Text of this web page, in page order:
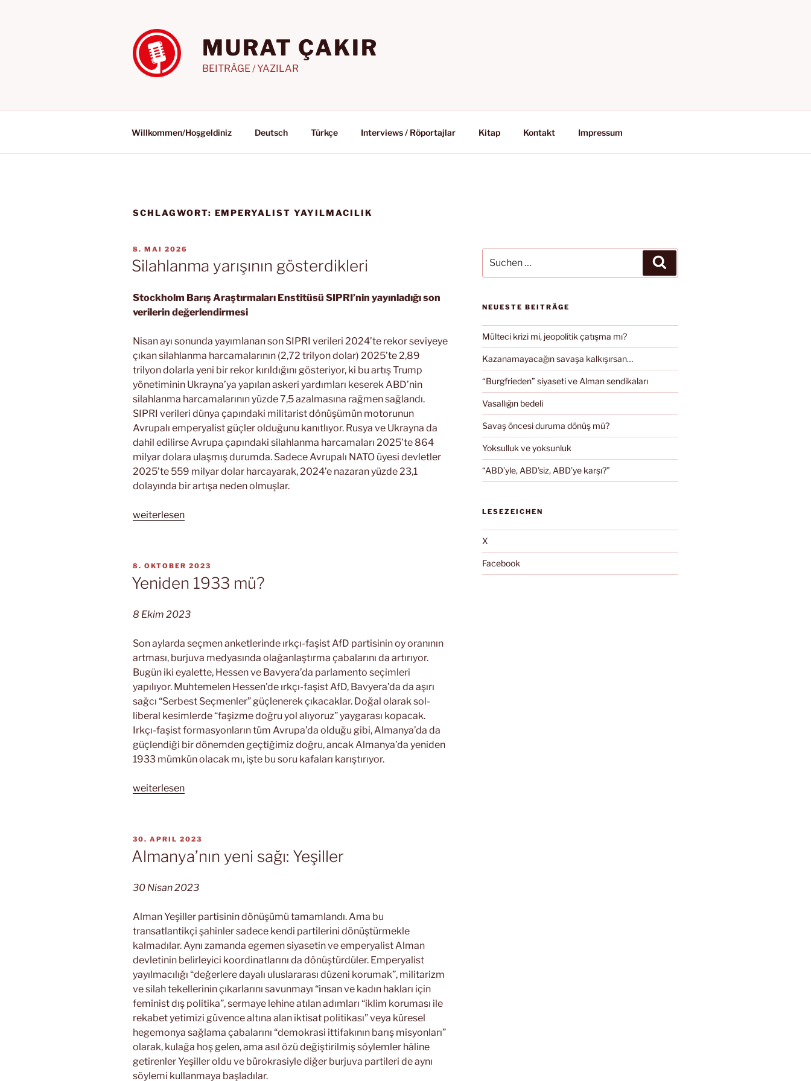
MURAT ÇAKIR
BEITRÄGE / YAZILAR
Willkommen/Hoşgeldiniz Deutsch Türkçe Interviews / Röportajlar Kitap Kontakt Impressum
SCHLAGWORT: EMPERYALIST YAYILMACILIK
VERÖFFENTLICHT
AM
8. MAI 2026
Silahlanma yarışının gösterdikleri
Stockholm Barış Araştırmaları Enstitüsü SIPRI’nin yayınladığı son
verilerin değerlendirmesi
Nisan ayı sonunda yayımlanan son SIPRI verileri 2024’te rekor seviyeye
çıkan silahlanma harcamalarının (2,72 trilyon dolar) 2025’te 2,89
trilyon dolarla yeni bir rekor kırıldığını gösteriyor, ki bu artış Trump
yönetiminin Ukrayna’ya yapılan askeri yardımları keserek ABD’nin
silahlanma harcamalarının yüzde 7,5 azalmasına rağmen sağlandı.
SIPRI verileri dünya çapındaki militarist dönüşümün motorunun
Avrupalı emperyalist güçler olduğunu kanıtlıyor. Rusya ve Ukrayna da
dahil edilirse Avrupa çapındaki silahlanma harcamaları 2025’te 864
milyar dolara ulaşmış durumda. Sadece Avrupalı NATO üyesi devletler
2025’te 559 milyar dolar harcayarak, 2024’e nazaran yüzde 23,1
dolayında bir artışa neden olmuşlar.
„Silahlanma
weiterlesen
VERÖFFENTLICHT
AM
8. OKTOBER 2023
Yeniden 1933 mü?
8 Ekim 2023
Son aylarda seçmen anketlerinde ırkçı-faşist AfD partisinin oy oranının
artması, burjuva medyasında olağanlaştırma çabalarını da artırıyor.
Bugün iki eyalette, Hessen ve Bavyera’da parlamento seçimleri
yapılıyor. Muhtemelen Hessen’de ırkçı-faşist AfD, Bavyera’da da aşırı
sağcı “Serbest Seçmenler” güçlenerek çıkacaklar. Doğal olarak sol-
liberal kesimlerde “faşizme doğru yol alıyoruz” yaygarası kopacak.
Irkçı-faşist formasyonların tüm Avrupa’da olduğu gibi, Almanya’da da
güçlendiği bir dönemden geçtiğimiz doğru, ancak Almanya’da yeniden
1933 mümkün olacak mı, işte bu soru kafaları karıştırıyor.
„Yeniden
weiterlesen
VERÖFFENTLICHT
AM
30. APRIL 2023
Almanya’nın yeni sağı: Yeşiller
30 Nisan 2023
Alman Yeşiller partisinin dönüşümü tamamlandı. Ama bu
transatlantikçi şahinler sadece kendi partilerini dönüştürmekle
kalmadılar. Aynı zamanda egemen siyasetin ve emperyalist Alman
devletinin belirleyici koordinatlarını da dönüştürdüler. Emperyalist
yayılmacılığı “değerlere dayalı uluslararası düzeni korumak”, militarizm
ve silah tekellerinin çıkarlarını savunmayı “insan ve kadın hakları için
feminist dış politika”, sermaye lehine atılan adımları “iklim koruması ile
rekabet yetimizi güvence altına alan iktisat politikası” veya küresel
hegemonya sağlama çabalarını “demokrasi ittifakının barış misyonları”
olarak, kulağa hoş gelen, ama asıl özü değiştirilmiş söylemler hâline
getirenler Yeşiller oldu ve bürokrasiyle diğer burjuva partileri de aynı
söylemi kullanmaya başladılar.
nach:
NEUESTE BEITRÄGE
Mülteci krizi mi, jeopolitik çatışma mı?
Kazanamayacağın savaşa kalkışırsan…
“Burgfrieden” siyaseti ve Alman sendikaları
Vasallığın bedeli
Savaş öncesi duruma dönüş mü?
Yoksulluk ve yoksunluk
“ABD’yle, ABD’siz, ABD’ye karşı?”
LESEZEICHEN
X
Facebook